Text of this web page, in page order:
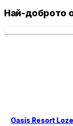
Най-доброто
Oasis Resort